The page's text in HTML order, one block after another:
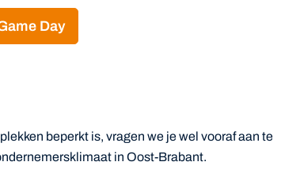
Day
beperkt is, vragen we je wel vooraf aan te
in Oost-Brabant.